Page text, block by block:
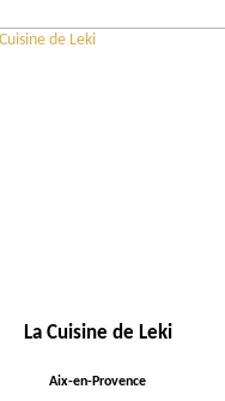
La Cuisine de Leki
Aix-en-Provence